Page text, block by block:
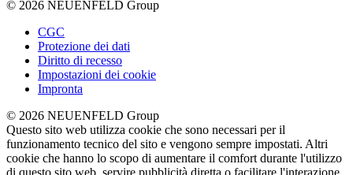
© 2026 NEUENFELD Group
CGC
Protezione dei dati
Diritto di recesso
Impostazioni dei cookie
Impronta
© 2026 NEUENFELD Group
Questo sito web utilizza cookie che sono necessari per il
funzionamento tecnico del sito e vengono sempre impostati. Altri
cookie che hanno lo scopo di aumentare il comfort durante l'utilizzo
di questo sito web, servire pubblicità diretta o facilitare l'interazione